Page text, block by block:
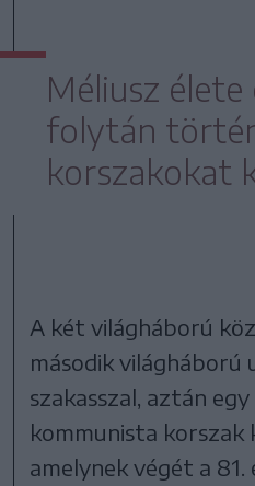
Méliusz élete
folytán
korszakokat
A két világháború
második
szakasszal, aztán
kommunista korszak
amelynek végét a